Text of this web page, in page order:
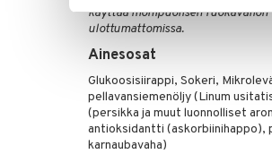
käyttää monipuolisen
ulottumattomissa.
Ainesosat
Glukoosisiirappi, Sokeri,
pellavansiemenöljy (Linum
(persikka ja muut luonnolliset
antioksidantti (askorbiinihappo),
karnaubavaha)